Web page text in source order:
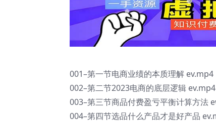
❅
❅
❅
001–第一节电商业绩的本质理解 ev.mp4
002–第二节2023电商的底层逻辑 ev.mp4
003–第三节商品付费盈亏平衡计算方法
004–第四节选品什么产品才是好产品